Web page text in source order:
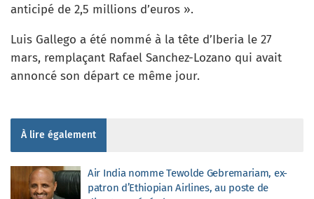
anticipé de 2,5 millions d’euros ».
Luis Gallego a été nommé à la tête d’Iberia le 27
mars, remplaçant Rafael Sanchez-Lozano qui avait
annoncé son départ ce même jour.
À lire également
Air India nomme Tewolde Gebremariam, ex-
patron d’Ethiopian Airlines, au poste de